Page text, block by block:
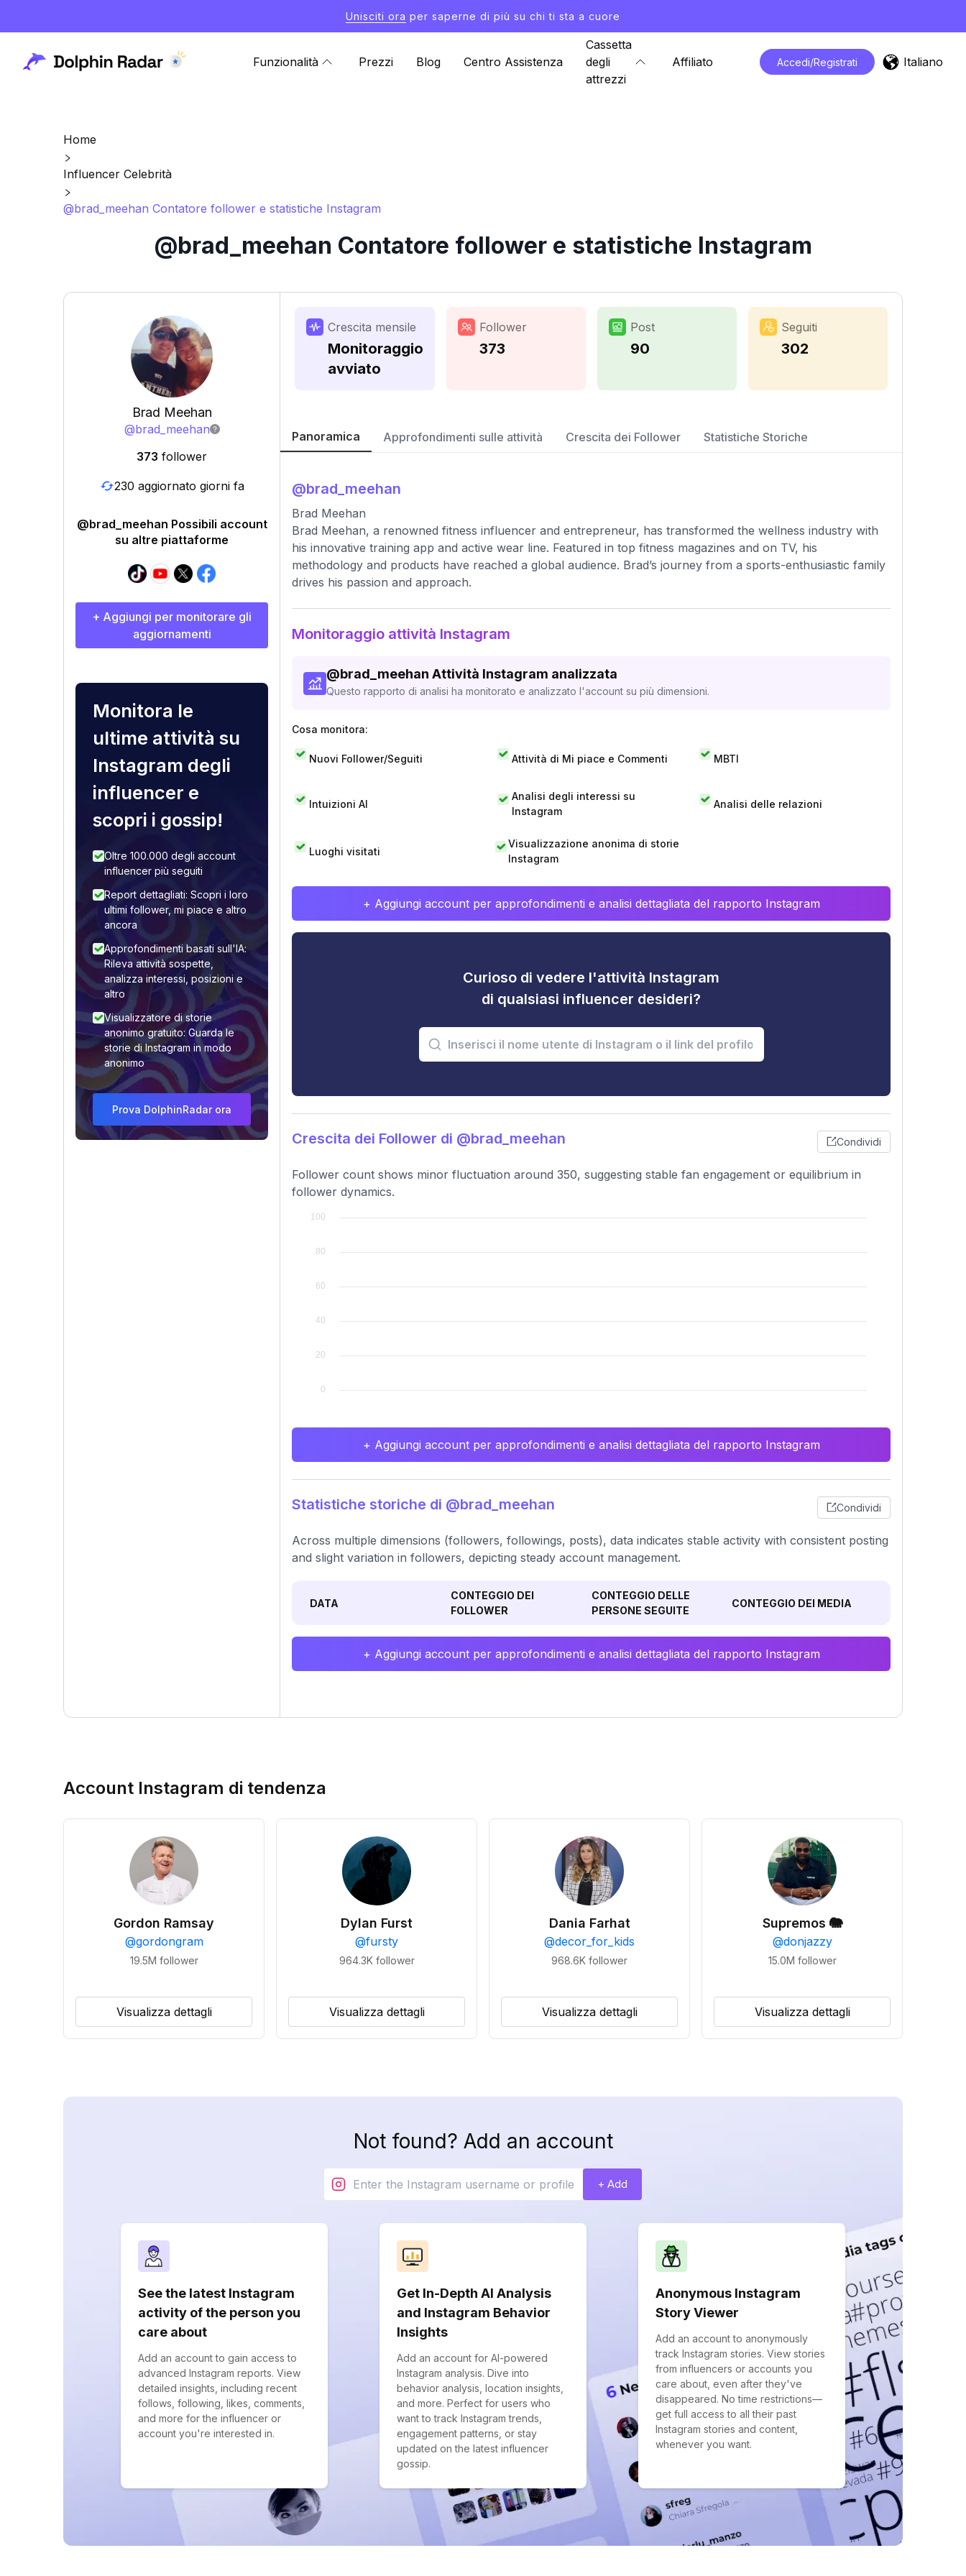
Unisciti ora per saperne di più su chi ti sta a cuore
Funzionalità Prezzi Blog Centro Assistenza
Cassetta
degli
attrezzi
Affiliato Accedi/Registrati Italiano
Home
Influencer Celebrità
@brad_meehan Contatore follower e statistiche Instagram
@brad_meehan Contatore follower e statistiche Instagram
Brad Meehan
@brad_meehan
373 follower
230 aggiornato giorni fa
@brad_meehan Possibili account
su altre piattaforme
+ Aggiungi per monitorare gli
aggiornamenti
Monitora le
ultime attività su
Instagram degli
influencer e
scopri i gossip!
Oltre 100.000 degli account
influencer più seguiti
Report dettagliati: Scopri i loro
ultimi follower, mi piace e altro
ancora
Approfondimenti basati sull'IA:
Rileva attività sospette,
analizza interessi, posizioni e
altro
Visualizzatore di storie
anonimo gratuito: Guarda le
storie di Instagram in modo
anonimo
Prova DolphinRadar ora
Crescita mensile
Monitoraggio
avviato
Follower
373
Post
90
Seguiti
302
Panoramica Approfondimenti sulle attività Crescita dei Follower Statistiche Storiche
@brad_meehan
Brad Meehan
Brad Meehan, a renowned fitness influencer and entrepreneur, has transformed the wellness industry with
his innovative training app and active wear line. Featured in top fitness magazines and on TV, his
methodology and products have reached a global audience. Brad’s journey from a sports-enthusiastic family
drives his passion and approach.
Monitoraggio attività Instagram
@brad_meehan Attività Instagram analizzata
Questo rapporto di analisi ha monitorato e analizzato l'account su più dimensioni.
Cosa monitora:
Nuovi Follower/Seguiti Attività di Mi piace e Commenti MBTI
Intuizioni AI
Analisi degli interessi su
Instagram
Analisi delle relazioni
Luoghi visitati
Visualizzazione anonima di storie
Instagram
+ Aggiungi account per approfondimenti e analisi dettagliata del rapporto Instagram
Curioso di vedere l'attività Instagram
di qualsiasi influencer desideri?
Crescita dei Follower di @brad_meehan Condividi
Follower count shows minor fluctuation around 350, suggesting stable fan engagement or equilibrium in
follower dynamics.
+ Aggiungi account per approfondimenti e analisi dettagliata del rapporto Instagram
Statistiche storiche di @brad_meehan Condividi
Across multiple dimensions (followers, followings, posts), data indicates stable activity with consistent posting
and slight variation in followers, depicting steady account management.
DATA
CONTEGGIO DEI
FOLLOWER
CONTEGGIO DELLE
PERSONE SEGUITE
CONTEGGIO DEI MEDIA
+ Aggiungi account per approfondimenti e analisi dettagliata del rapporto Instagram
Account Instagram di tendenza
Gordon Ramsay
@gordongram
19.5M follower
Visualizza dettagli
Dylan Furst
@fursty
964.3K follower
Visualizza dettagli
Dania Farhat
@decor_for_kids
968.6K follower
Visualizza dettagli
Supremos 🐘
@donjazzy
15.0M follower
Visualizza dettagli
Not found? Add an account
+ Add
See the latest Instagram
activity of the person you
care about
Add an account to gain access to
advanced Instagram reports. View
detailed insights, including recent
follows, following, likes, comments,
and more for the influencer or
account you're interested in.
Get In-Depth AI Analysis
and Instagram Behavior
Insights
Add an account for AI-powered
Instagram analysis. Dive into
behavior analysis, location insights,
and more. Perfect for users who
want to track Instagram trends,
engagement patterns, or stay
updated on the latest influencer
gossip.
Anonymous Instagram
Story Viewer
Add an account to anonymously
track Instagram stories. View stories
from influencers or accounts you
care about, even after they've
disappeared. No time restrictions—
get full access to all their past
Instagram stories and content,
whenever you want.